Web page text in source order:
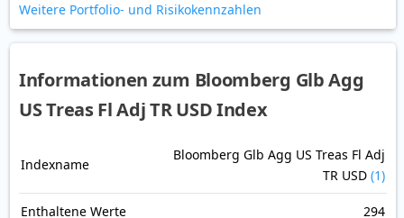
Weitere Portfolio- und Risikokennzahlen
Informationen zum Bloomberg Glb Agg
US Treas Fl Adj TR USD Index
Indexname
Bloomberg Glb Agg US Treas Fl Adj
TR USD (1)
Enthaltene Werte 294